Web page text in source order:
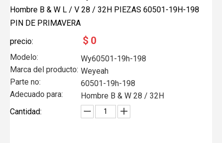
Hombre B & W L / V 28 / 32H PIEZAS 60501-19H-198
PIN DE PRIMAVERA
precio:
$ 0
Modelo:
Wy60501-19h-198
Marca del producto: Weyeah
Parte no:
60501-19h-198
Adecuado para:
Hombre B & W 28 / 32H
Cantidad: